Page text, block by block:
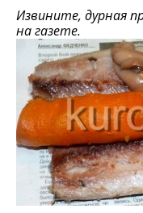
Извините, дурная
на газете.